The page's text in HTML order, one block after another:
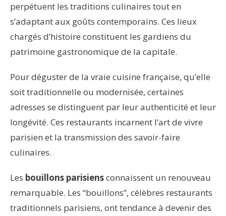
perpétuent les traditions culinaires tout en
s’adaptant aux goûts contemporains. Ces lieux
chargés d’histoire constituent les gardiens du
patrimoine gastronomique de la capitale.
Pour déguster de la vraie cuisine française, qu’elle
soit traditionnelle ou modernisée, certaines
adresses se distinguent par leur authenticité et leur
longévité. Ces restaurants incarnent l’art de vivre
parisien et la transmission des savoir-faire
culinaires.
Les bouillons parisiensconnaissent un renouveau
remarquable. Les “bouillons”, célèbres restaurants
traditionnels parisiens, ont tendance à devenir des